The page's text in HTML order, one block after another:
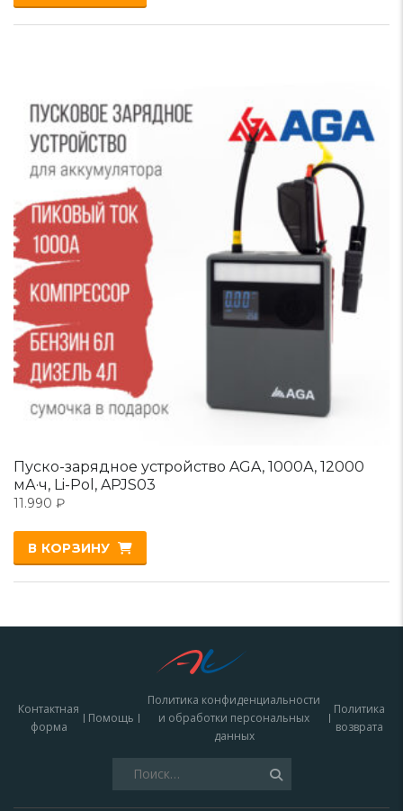
Пуско-зарядное устройство AGA, 1000А, 12000
мА·ч, Li-Pol, APJS03
11.990 ₽
В КОРЗИНУ
Контактная
форма
Помощь
Политика конфиденциальности
и обработки персональных
данных
Политика
возврата